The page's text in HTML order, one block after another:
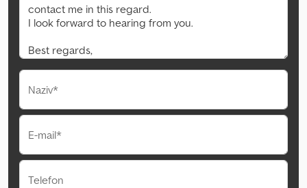
Naziv*
E-mail*
Telefon